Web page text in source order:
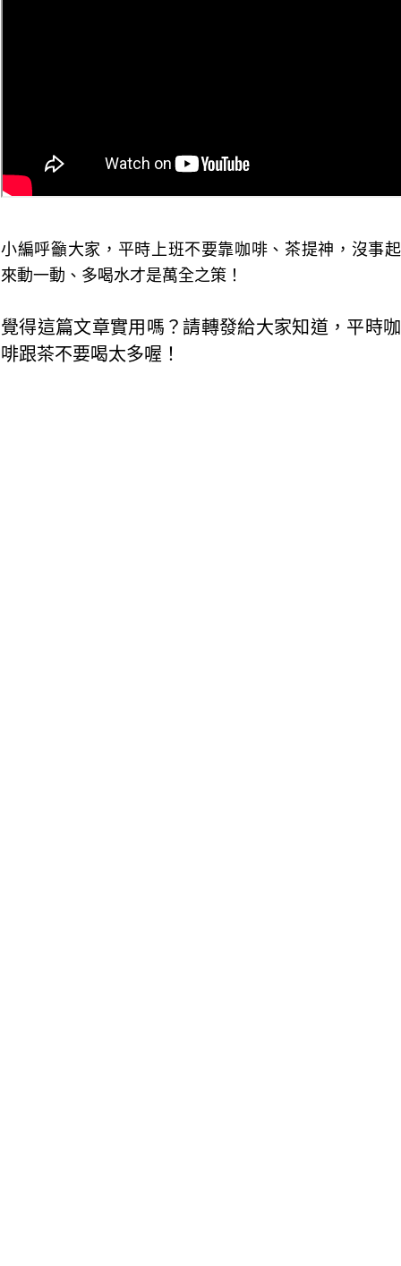
小編呼籲大家，平時上班不要靠咖啡、茶提神，沒事起
來動一動、多喝水才是萬全之策！
覺得這篇文章實用嗎？請轉發給大家知道，平時咖
啡跟茶不要喝太多喔！